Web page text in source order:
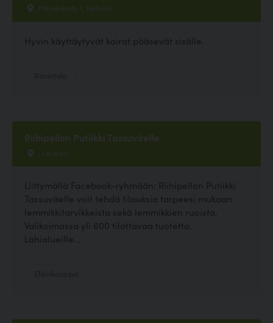
Itäinenkatu 1, Helsinki
Hyvin käyttäytyvät koirat pääsevät sisälle.
Riihipellon Putiikki Tassuväelle
, Laukaa
Liittymällä Facebook-ryhmään: Riihipellon Putiikki
Tassuväelle voit tehdä tilauksia tarpeesi mukaan
lemmikkitarvikkeista sekä lemmikkien ruoista.
Valikoimassa yli 600 tilattavaa tuotetta.
Lähialueille...